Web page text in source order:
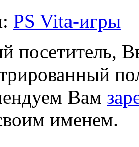
PS Vita-игры
посетитель,
Вам
именем.